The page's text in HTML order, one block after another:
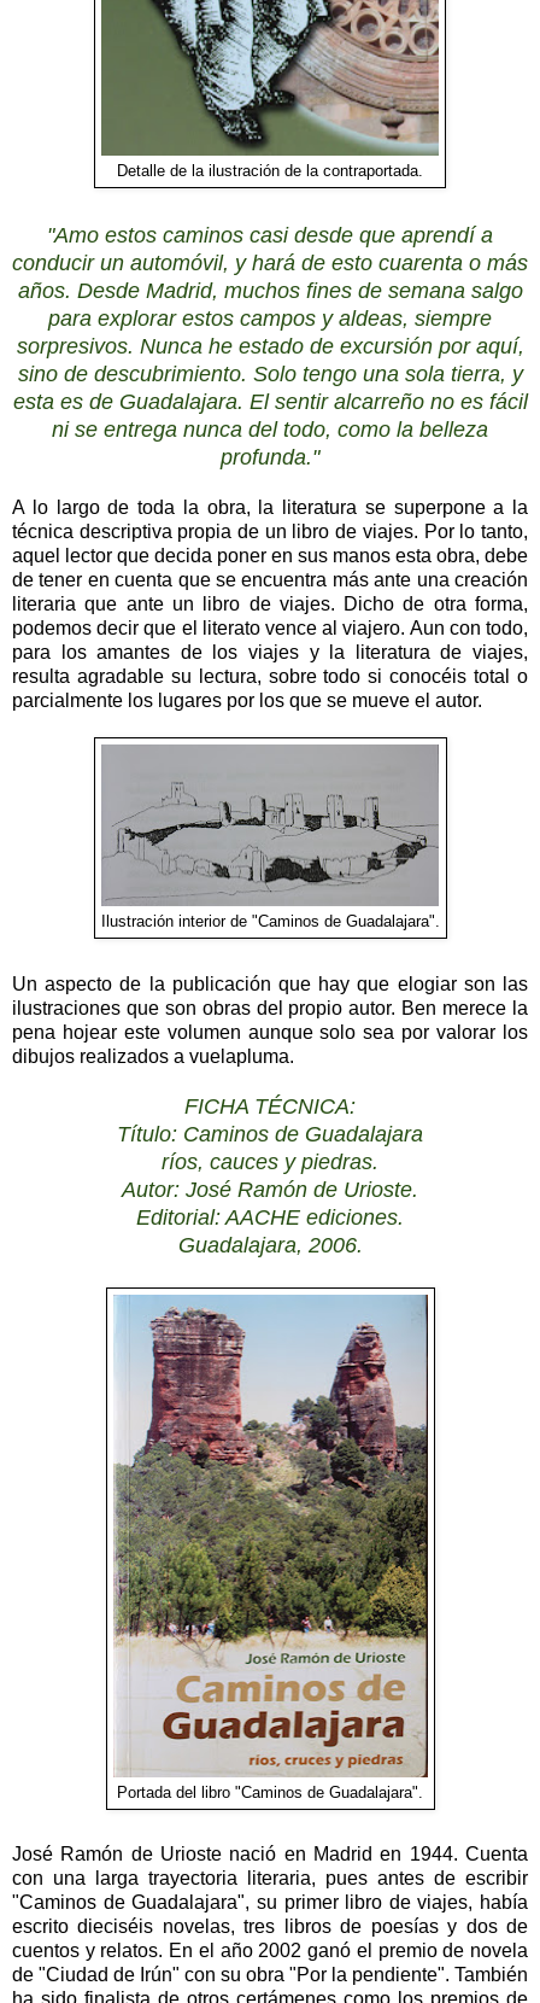
Detalle de la ilustración de la contraportada.
"Amo estos caminos casi desde que aprendí a
conducir un automóvil, y hará de esto cuarenta o más
años. Desde Madrid, muchos fines de semana salgo
para explorar estos campos y aldeas, siempre
sorpresivos. Nunca he estado de excursión por aquí,
sino de descubrimiento. Solo tengo una sola tierra, y
esta es de Guadalajara. El sentir alcarreño no es fácil
ni se entrega nunca del todo, como la belleza
profunda."
A lo largo de toda la obra, la literatura se superpone a la
técnica descriptiva propia de un libro de viajes. Por lo tanto,
aquel lector que decida poner en sus manos esta obra, debe
de tener en cuenta que se encuentra más ante una creación
literaria que ante un libro de viajes. Dicho de otra forma,
podemos decir que el literato vence al viajero. Aun con todo,
para los amantes de los viajes y la literatura de viajes,
resulta agradable su lectura, sobre todo si conocéis total o
parcialmente los lugares por los que se mueve el autor.
Ilustración interior de "Caminos de Guadalajara".
Un aspecto de la publicación que hay que elogiar son las
ilustraciones que son obras del propio autor. Ben merece la
pena hojear este volumen aunque solo sea por valorar los
dibujos realizados a vuelapluma.
FICHA TÉCNICA:
Título: Caminos de Guadalajara
ríos, cauces y piedras.
Autor: José Ramón de Urioste.
Editorial: AACHE ediciones.
Guadalajara, 2006.
Portada del libro "Caminos de Guadalajara".
José Ramón de Urioste nació en Madrid en 1944. Cuenta
con una larga trayectoria literaria, pues antes de escribir
"Caminos de Guadalajara", su primer libro de viajes, había
escrito dieciséis novelas, tres libros de poesías y dos de
cuentos y relatos. En el año 2002 ganó el premio de novela
de "Ciudad de Irún" con su obra "Por la pendiente". También